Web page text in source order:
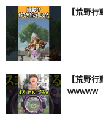
【荒野
【荒野
wwwww